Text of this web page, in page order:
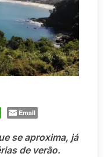
Email
se aproxima, já
de verão.